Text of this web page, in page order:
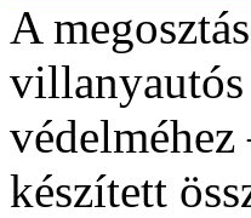
A
villanyautós
készített